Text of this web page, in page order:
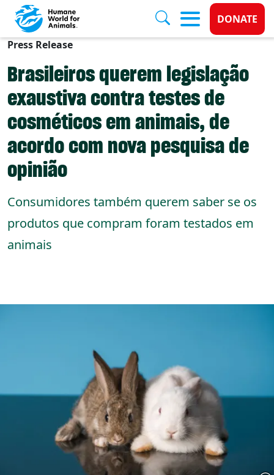
Skip to main content
Donate
DONATE
Press Release
Brasileiros querem legislação
exaustiva contra testes de
cosméticos em animais, de
acordo com nova pesquisa de
opinião
Consumidores também querem saber se os
produtos que compram foram testados em
animais